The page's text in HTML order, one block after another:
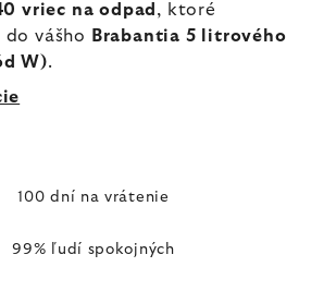
vriec na odpad , ktoré
vášho
Brabantia 5 litrového
W).
100 dní na vrátenie
99% ľudí spokojných